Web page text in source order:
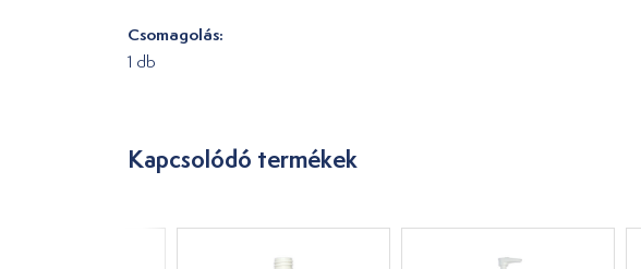
Csomagolás:
1 db
Kapcsolódó termékek